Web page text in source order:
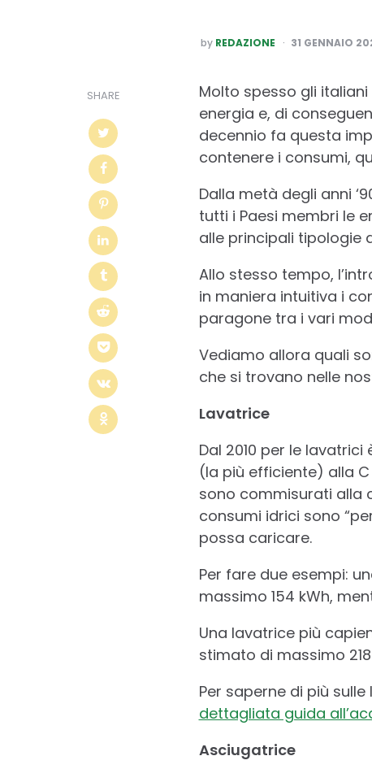
POSTED
BY
by REDAZIONE 31 GENNAIO
SHARE
Molto spesso gli
energia e, di
decennio fa questa
contenere i consumi,
Dalla metà degli anni
tutti i Paesi membri le
alle principali tipologie
Allo stesso tempo,
in maniera intuitiva i
paragone tra i vari
Vediamo allora quali
che si trovano nelle
Lavatrice
Dal 2010 per le
(la più efficiente) alla
sono commisurati alla
consumi idrici sono
possa caricare.
Per fare due esempi:
massimo 154 kWh,
Una lavatrice più
stimato di massimo
Per saperne di più
dettagliata guida
Asciugatrice